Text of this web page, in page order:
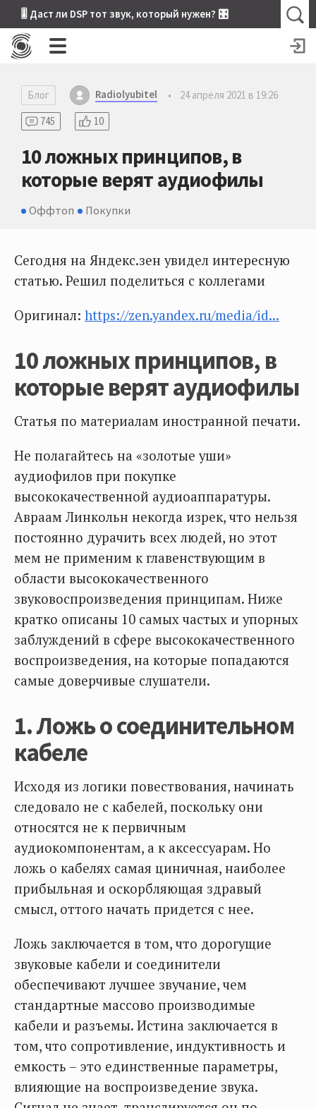
🎚 Даст ли DSP тот звук, который нужен? 🎛
Блог Radiolyubitel •
24 апреля 2021 в 19:26
745
10
10 ложных принципов, в
которые верят аудиофилы
Оффтоп Покупки
Сегодня на Яндекс.зен увидел интересную
статью. Решил поделиться с коллегами
Оригинал: https://zen.yandex.ru/media/id...
10 ложных принципов, в
которые верят аудиофилы
Статья по материалам иностранной печати.
Не полагайтесь на «золотые уши»
аудиофилов при покупке
высококачественной аудиоаппаратуры.
Авраам Линкольн некогда изрек, что нельзя
постоянно дурачить всех людей, но этот
мем не применим к главенствующим в
области высококачественного
звуковоспроизведения принципам. Ниже
кратко описаны 10 самых частых и упорных
заблуждений в сфере высококачественного
воспроизведения, на которые попадаются
самые доверчивые слушатели.
1. Ложь о соединительном
кабеле
Исходя из логики повествования, начинать
следовало не с кабелей, поскольку они
относятся не к первичным
аудиокомпонентам, а к аксессуарам. Но
ложь о кабелях самая циничная, наиболее
прибыльная и оскорбляющая здравый
смысл, оттого начать придется с нее.
Ложь заключается в том, что дорогущие
звуковые кабели и соединители
обеспечивают лучшее звучание, чем
стандартные массово производимые
кабели и разъемы. Истина заключается в
том, что сопротивление, индуктивность и
емкость – это единственные параметры,
влияющие на воспроизведение звука.